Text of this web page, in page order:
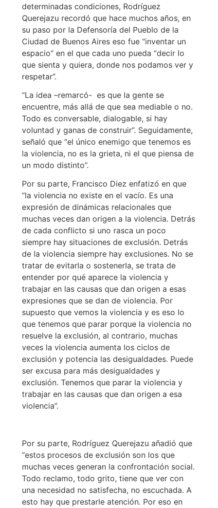
determinadas condiciones, Rodríguez
Querejazu recordó que hace muchos años, en
su paso por la Defensoría del Pueblo de la
Ciudad de Buenos Aires eso fue “inventar un
espacio” en el que cada uno pueda “decir lo
que sienta y quiera, donde nos podamos ver y
respetar”.
“La idea –remarcó- es que la gente se
encuentre, más allá de que sea mediable o no.
Todo es conversable, dialogable, si hay
voluntad y ganas de construir”. Seguidamente,
señaló que “el único enemigo que tenemos es
la violencia, no es la grieta, ni el que piensa de
un modo distinto”.
Por su parte, Francisco Diez enfatizó en que
“la violencia no existe en el vacío. Es una
expresión de dinámicas relacionales que
muchas veces dan origen a la violencia. Detrás
de cada conflicto si uno rasca un poco
siempre hay situaciones de exclusión. Detrás
de la violencia siempre hay exclusiones. No se
tratar de evitarla o sostenerla, se trata de
entender por qué aparece la violencia y
trabajar en las causas que dan origen a esas
expresiones que se dan de violencia. Por
supuesto que vemos la violencia y es eso lo
que tenemos que parar porque la violencia no
resuelve la exclusión, al contrario, muchas
veces la violencia aumenta los ciclos de
exclusión y potencia las desigualdades. Puede
ser excusa para más desigualdades y
exclusión. Tenemos que parar la violencia y
trabajar en las causas que dan origen a esa
violencia”.
Por su parte, Rodríguez Querejazu añadió que
“estos procesos de exclusión son los que
muchas veces generan la confrontación social.
Todo reclamo, todo grito, tiene que ver con
una necesidad no satisfecha, no escuchada. A
esto hay que prestarle atención. Por eso en